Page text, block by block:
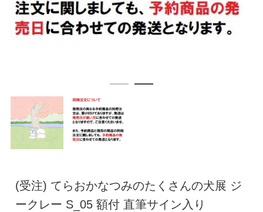
(受注) てらおかなつみのたくさんの犬展 ジ
ークレー S_05 額付 直筆サイン入り